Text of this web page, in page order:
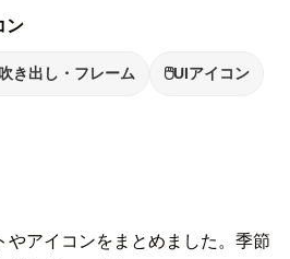
ン
吹き出し・フレーム 🖱️UIアイコン
やアイコンをまとめました。季節